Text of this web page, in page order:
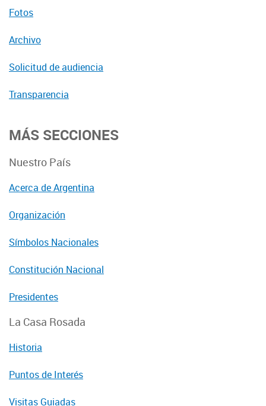
Fotos
Archivo
Solicitud de audiencia
Transparencia
MÁS SECCIONES
Nuestro País
Acerca de Argentina
Organización
Símbolos Nacionales
Constitución Nacional
Presidentes
La Casa Rosada
Historia
Puntos de Interés
Visitas Guiadas